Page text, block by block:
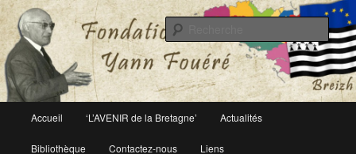
Fondation Yann Fouéré
Le site officiel de la fondation Yann Fouéré
principal
Aller
Accueil ‘L’AVENIR de la Bretagne’ Actualités
Bibliothèque Contactez-nous Liens